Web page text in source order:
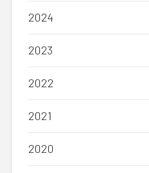
2024
2023
2022
2021
2020